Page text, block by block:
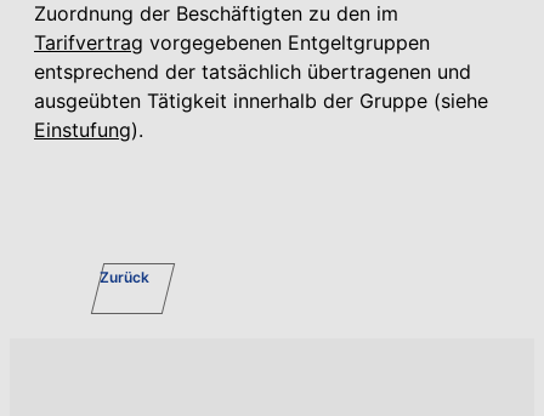
Zuordnung der Beschäftigten zu den im
Tarifvertrag vorgegebenen Entgeltgruppen
entsprechend der tatsächlich übertragenen und
ausgeübten Tätigkeit innerhalb der Gruppe (siehe
Einstufung).
Zurück